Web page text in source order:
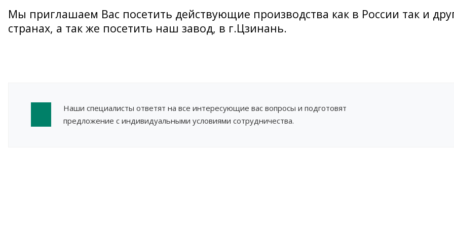
Мы приглашаем Вас посетить действующие производства как в России так и
странах, а так же посетить наш завод, в г.Цзинань.
Наши специалисты ответят на все интересующие вас вопросы и подготовят
предложение с индивидуальными условиями сотрудничества.